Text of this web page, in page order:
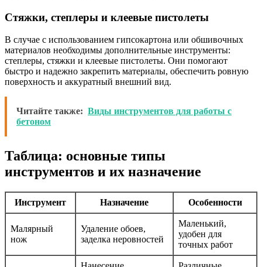
Стяжки, степлеры и клеевые пистолеты
В случае с использованием гипсокартона или обшивочных
материалов необходимы дополнительные инструменты:
степлеры, стяжки и клеевые пистолеты. Они помогают
быстро и надежно закрепить материалы, обеспечить ровную
поверхность и аккуратный внешний вид.
Читайте также: Виды инструментов для работы с
бетоном
Таблица: основные типы
инструментов и их назначение
Инструмент Назначение Особенности
Малярный
нож
Удаление обоев,
заделка неровностей
Маленький,
удобен для
точных работ